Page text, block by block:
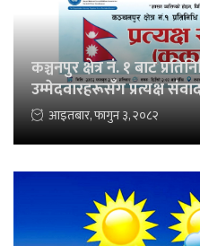
कञ्चनपुर क्षेत्र नं. १ बाट
उम्मेदवारहरूसँग प्रत्यक्ष
आइतबार, फागुन ३, २०८२